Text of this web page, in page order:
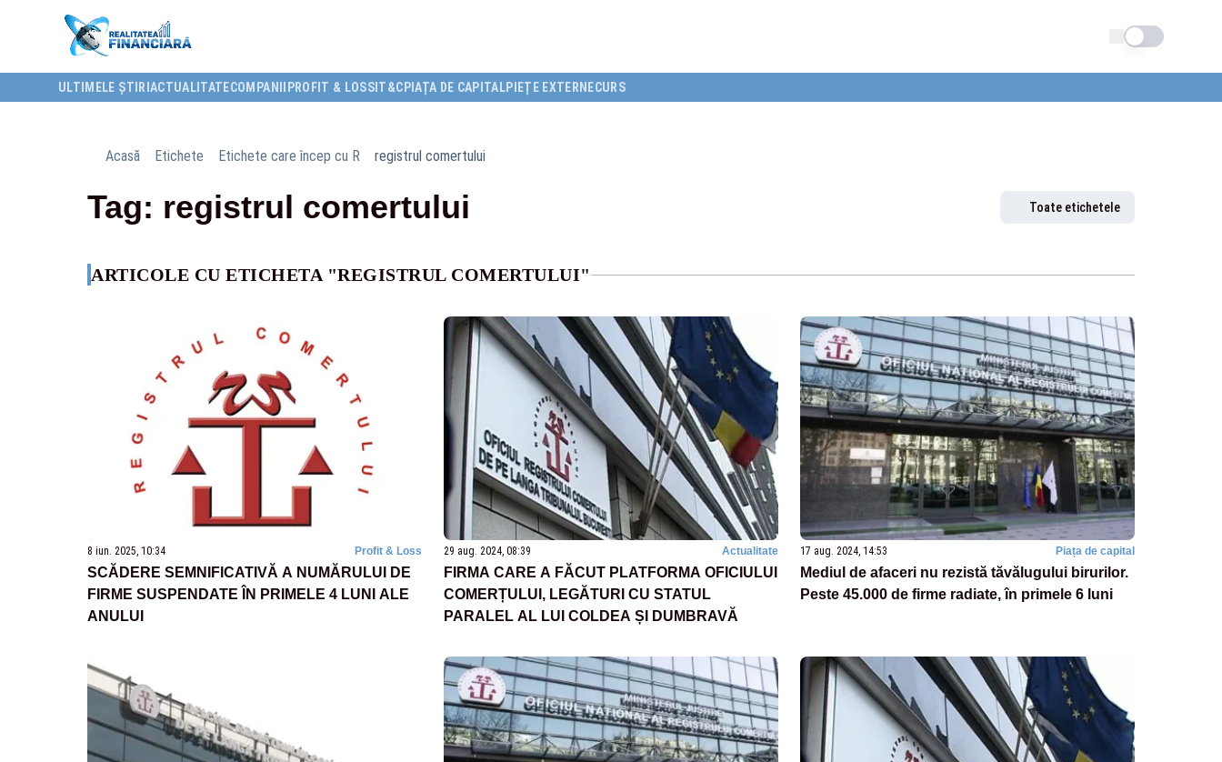
Schimba tema
ULTIMELE ȘTIRI ACTUALITATECOMPANII PROFIT & LOSS IT&C PIAȚA DE CAPITALPIEȚE EXTERNECURS
Acasă Etichete Etichete care încep cu R registrul comertului
Tag: registrul comertului Toate etichetele
ARTICOLE CU ETICHETA "REGISTRUL COMERTULUI"
8 iun. 2025, 10:34 Profit & Loss
SCĂDERE SEMNIFICATIVĂ A NUMĂRULUI DE
FIRME SUSPENDATE ÎN PRIMELE 4 LUNI ALE
ANULUI
29 aug. 2024, 08:39 Actualitate
FIRMA CARE A FĂCUT PLATFORMA OFICIULUI
COMERȚULUI, LEGĂTURI CU STATUL
PARALEL AL LUI COLDEA ȘI DUMBRAVĂ
17 aug. 2024, 14:53 Piața de capital
Mediul de afaceri nu rezistă tăvălugului birurilor.
Peste 45.000 de firme radiate, în primele 6 luni